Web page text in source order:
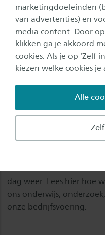
marketingdoeleinden
van advertenties) en
media content. Door
klikken ga je akkoord
cookies. Als je op 'Zelf
kiezen welke cookies je
Alle
tonen
ontwikkelingsdoel
daarom gericht op
haar vormen: zowel
de impact dat het
mensen. De VN wil
beleidskaders te
implementeren om
minimum te
De 17 duurzame
dag weer. Lees hier hoe
ons onderwijs,
onze bedrijfsvoering.